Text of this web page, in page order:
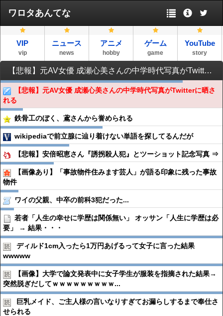
ワロタあんてな
VIP
vip
ニュース
news
アニメ
hobby
ゲーム
game
YouTube
story
【悲報】元AV女優 成瀬心美さんの中学時代写真がTwitterに晒される
【悲報】元AV女優 成瀬心美さんの中学時代写真がTwitterに晒さ
れる
鉄骨工のぼく、鳶さんから誉められる
wikipediaで前立腺に辿り着けない単語を探してるんだが
【悲報】安倍昭恵さん『誘拐殺人犯』とツーショット記念写真 ⇒
【画像あり】「事故物件住みます芸人」が語る印象に残った事故
物件
ワイの父親、中卒の前科3犯だった...
若者「人生の幸せに学歴は関係無い」 オッサン「人生に学歴は必
要」 → 結果・・・
ディルド1cm入ったら1万円あげるって女子に言った結果
wwwww
【画像】大学で論文発表中に女子学生が服装を指摘された結果→
突然脱ぎだしてｗｗｗｗｗｗｗｗｗ...
巨乳メイド、ご主人様の言いなりすぎてお漏らしするまで奉仕さ
せられる